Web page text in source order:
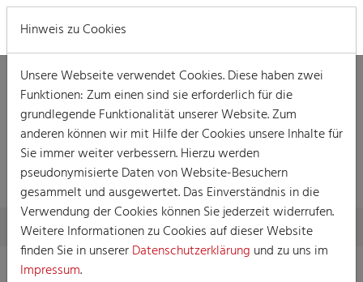
SUCHERGEBNISSE
Skip to main content
You are here:
Home Suchergebnisse
Hinweis zu Cookies
Unsere Webseite verwendet Cookies. Diese haben zwei
Funktionen: Zum einen sind sie erforderlich für die
grundlegende Funktionalität unserer Website. Zum
anderen können wir mit Hilfe der Cookies unsere Inhalte für
Sie immer weiter verbessern. Hierzu werden
pseudonymisierte Daten von Website-Besuchern
gesammelt und ausgewertet. Das Einverständnis in die
Verwendung der Cookies können Sie jederzeit widerrufen.
Weitere Informationen zu Cookies auf dieser Website
finden Sie in unsererDatenschutzerklärung und zu uns im
Impressum.